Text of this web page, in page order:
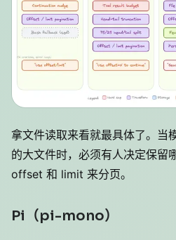
拿文件读取来看就最具体了。当
的大文件时，必须有人决定保留
offset 和 limit 来分页。
Pi（pi-mono）